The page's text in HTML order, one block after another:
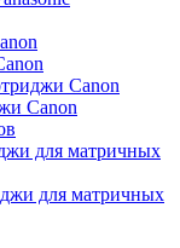
Canon
Canon
для матричных
для матричных